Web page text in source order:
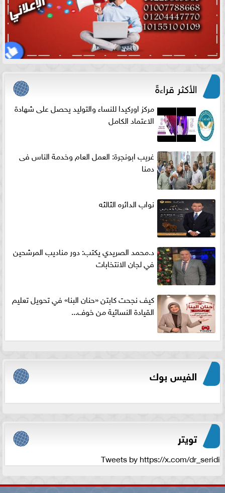
الأكثر قراءةً
مركز اوركيدا للنساء والتوليد يحصل على شهادة
الاعتماد الكامل
غريب ابونجرة: العمل العام وخدمة الناس فى
دمنا
نواب الدائره الثالثه
د.محمد الصريدي يكتب: دور مناديب المرشحين
في لجان الانتخابات
كيف نجحت كابتن «حنان البنا» في تحويل تعليم
القيادة النسائية من خوف...
الفيس بوك
تويتر
Tweets by https://x.com/dr_seridi